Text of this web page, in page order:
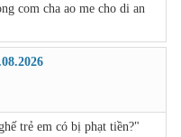
com cha ao me cho di an
trẻ em có bị phạt tiền?"